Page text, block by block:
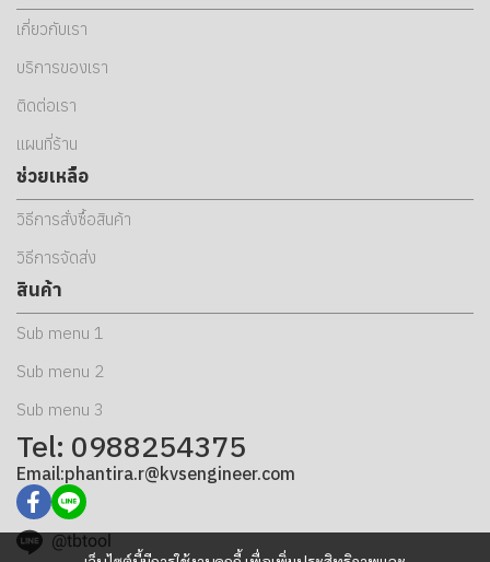
เกี่ยวกับเรา
บริการของเรา
ติดต่อเรา
แผนที่ร้าน
ช่วยเหลือ
วิธีการสั่งซื้อสินค้า
วิธีการจัดส่ง
สินค้า
Sub menu 1
Sub menu 2
Sub menu 3
Tel: 0988254375
Email:phantira.r@kvsengineer.com
@tbtool